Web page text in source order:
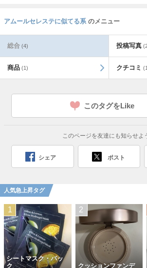
アムールセレステに似てる系 のメニュー
総合 (4) 投稿写真
商品 (1) クチコミ
このタグをLike
このページを友達にも知らせよ
シェア ポスト
人気急上昇タグ
シートマスク・パッ
ク
クッションファンデ